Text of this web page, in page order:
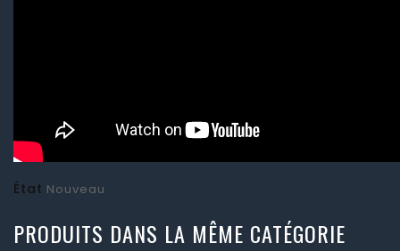
État Nouveau
PRODUITS DANS LA MÊME CATÉGORIE